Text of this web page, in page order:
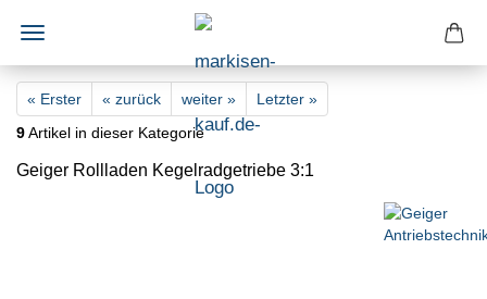
« Erster « zurück weiter »
Letzter »
9Artikel in dieser Kategorie
Geiger Rollladen Kegelradgetriebe 3:1